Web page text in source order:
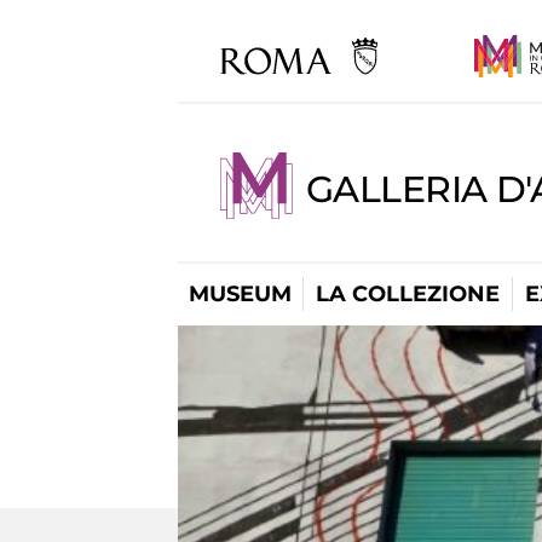
GALLERIA
MUSEUM LA COLLEZIONE